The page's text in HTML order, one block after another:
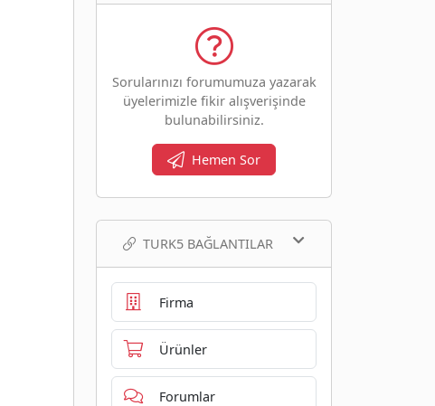
Sorularınızı forumumuza yazarak
üyelerimizle fikir alışverişinde
bulunabilirsiniz.
Hemen Sor
TURK5 BAĞLANTILAR
Firma
Ürünler
Forumlar